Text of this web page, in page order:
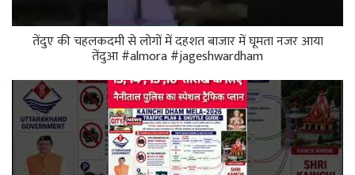
तेंदुए की चहलकदमी से लोगों में दहशत बाजार में घूमता नजर आया
तेंदुआ #almora #jageshwardham